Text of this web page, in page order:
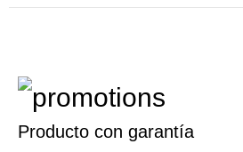
Producto con garantía